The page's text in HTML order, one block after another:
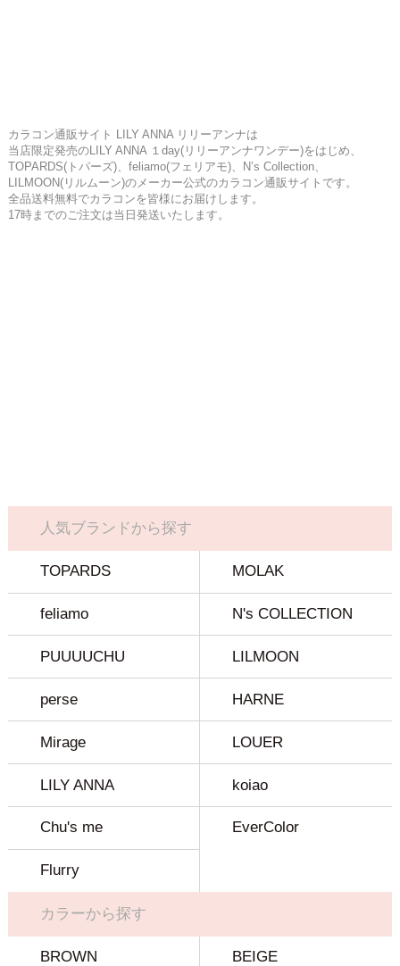
カラコン通販サイト LILY ANNA リリーアンナは
当店限定発売のLILY ANNA １day(リリーアンナワンデー)をはじめ、
TOPARDS(トパーズ)、feliamo(フェリアモ)、N’s Collection、
LILMOON(リルムーン)のメーカー公式のカラコン通販サイトです。
全品送料無料でカラコンを皆様にお届けします。
17時までのご注文は当日発送いたします。
人気ブランドから探す
TOPARDS MOLAK
feliamo N's COLLECTION
PUUUUCHU LILMOON
perse HARNE
Mirage LOUER
LILY ANNA koiao
Chu's me EverColor
Flurry
カラーから探す
BROWN BEIGE